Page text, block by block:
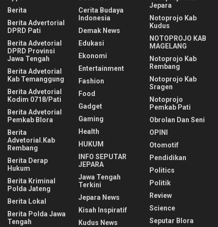
Berita
Berita Advertorial
DPRD Pati
Berita Advetorial
DPRD Provinsi
Jawa Tengah
Berita Advetorial
Kab Temanggung
Berita Advetorial
Kodim 0718/Pati
Berita Advetorial
Pemkab Blora
Berita
Advetorial.Kab
Rembang
Berita Derap
Hukum
Berita Kriminal
Polda Jateng
Berita Lokal
Berita Polda Jawa
Tengah
Cerita Budaya
Indonesia
Demak News
Edukasi
Ekonomi
Entertainment
Fashion
Food
Gadget
Gaming
Health
HUKUM
INFO SEPUTAR
JEPARA
Jawa Tengah
Terkini
Jepara News
Kisah Inspiratif
Kudus News
Jepara
Notoprojo Kab
Kudus
NOTOPROJO KAB
MAGELANG
Notoprojo Kab
Rembang
Notoprojo Kab
Sragen
Notoprojo
Pemkab Pati
Obrolan Dan Seni
OPINI
Otomotif
Pendidikan
Politics
Politik
Review
Science
Seputar Blora